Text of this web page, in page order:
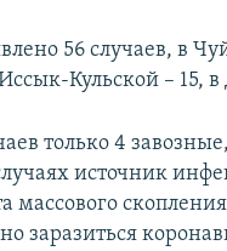
56 случаев, в
Кульской – 15,
только 4
источник
массового
заразиться